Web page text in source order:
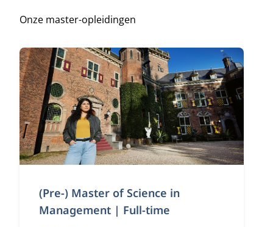
Onze master-opleidingen
(Pre-) Master of Science in
Management | Full-time